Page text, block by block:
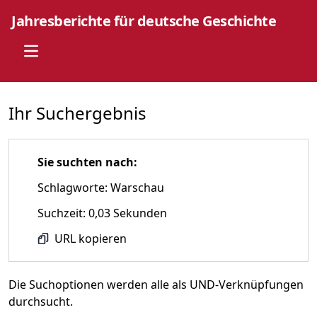
Jahresberichte für deutsche Geschichte
Open main menu
Ihr Suchergebnis
Sie suchten nach:
Schlagworte: Warschau
Suchzeit: 0,03 Sekunden
URL kopieren
Die Suchoptionen werden alle als UND-Verknüpfungen
durchsucht.